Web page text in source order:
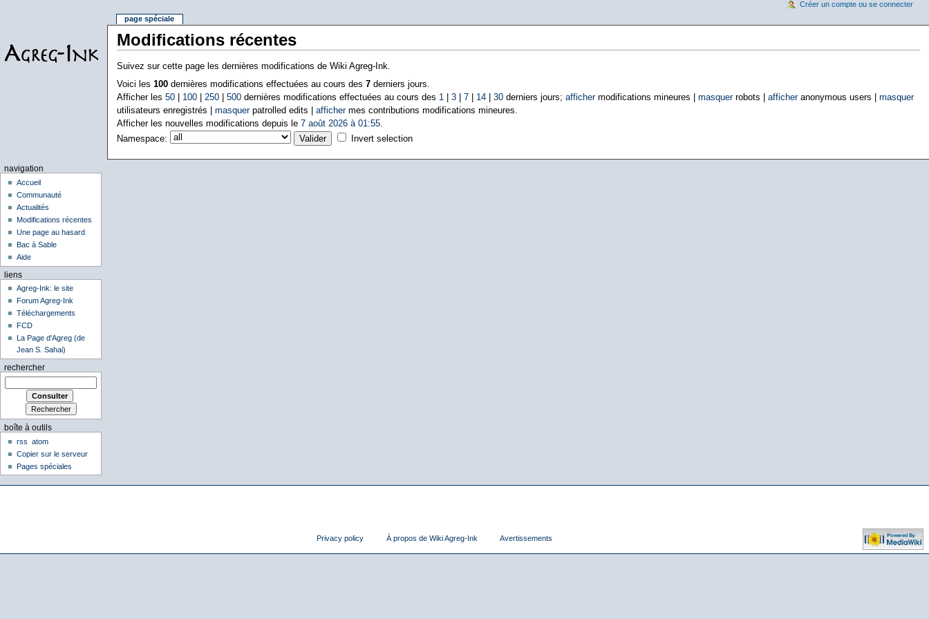
Modifications récentes
Suivez sur cette page les dernières modifications de Wiki Agreg-Ink.
Voici les 100dernières modifications effectuées au cours des 7derniers jours.
Afficher les 50| 100| 250| 500dernières modifications effectuées au cours des 1 3| 7| 14| 30derniers jours; affichermodifications mineures | masquerrobots | afficheranonymous users | masquer
utilisateurs enregistrés | masquerpatrolled edits | affichermes contributions modifications mineures.
Afficher les nouvelles modifications depuis le 7 août 2026 à 01:55.
Namespace:
Invert selection
page spéciale
Créer un compte ou se connecter
navigation
Accueil
Communauté
Actualités
Modifications récentes
Une page au hasard
Bac à Sable
Aide
liens
Agreg-Ink: le site
Forum Agreg-Ink
Téléchargements
FCD
La Page d'Agreg (de
Jean S. Sahai)
rechercher
boîte à outils
rss
atom
Copier sur le serveur
Pages spéciales
Privacy policy À propos de Wiki Agreg-Ink Avertissements